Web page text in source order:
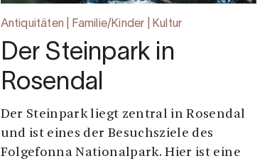
Antiquitäten | Familie/Kinder | Kultur
Der Steinpark in
Rosendal
Der Steinpark liegt zentral in Rosendal
und ist eines der Besuchsziele des
Folgefonna Nationalpark. Hier ist eine